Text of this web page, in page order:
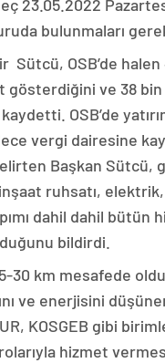
23.05.2022
bulunmaları
Sütcü, OSB’de halen
gösterdiğini ve 38 bin
OSB’de
vergi dairesine
Başkan Sütcü,
ruhsatı,
dahil dahil bütün
bildirdi.
30 km mesafede
ve enerjisini
KOSGEB gibi
hizmet